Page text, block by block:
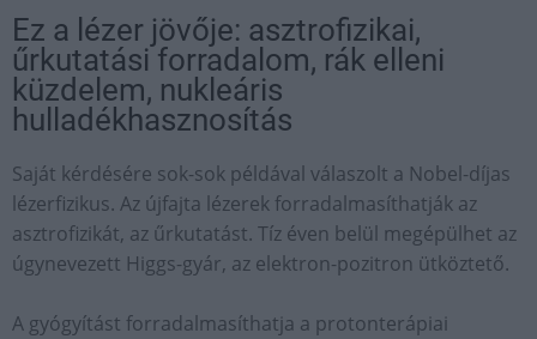
Ez a lézer jövője: asztrofizikai,
űrkutatási forradalom, rák elleni
küzdelem, nukleáris
hulladékhasznosítás
Saját kérdésére sok-sok példával válaszolt a Nobel-díjas
lézerfizikus. Az újfajta lézerek forradalmasíthatják az
asztrofizikát, az űrkutatást. Tíz éven belül megépülhet az
úgynevezett Higgs-gyár, az elektron-pozitron ütköztető.
A gyógyítást forradalmasíthatja a protonterápiai